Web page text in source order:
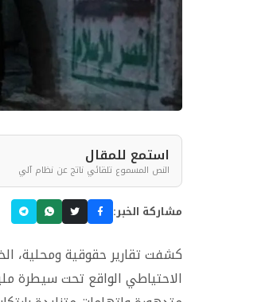
استمع للمقال
النص المسموع تلقائي ناتج عن نظام آلي
مشاركة الخبر:
كشفت تقارير حقوقية ومحلية،
الاحتياطي الواقع تحت سيطرة